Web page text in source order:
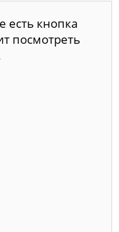
есть кнопка
посмотреть